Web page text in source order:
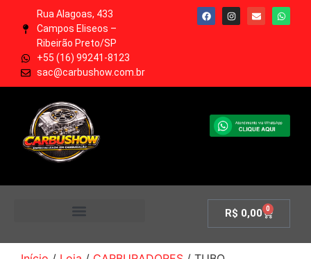
Rua Alagoas, 433
Campos Eliseos –
Ribeirão Preto/SP
+55 (16) 99241-8123
sac@carbushow.com.br
R$ 0,00 0